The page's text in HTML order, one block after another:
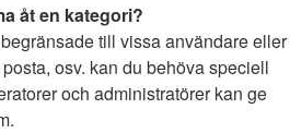
åt en kategori?
till vissa användare eller
osv. kan du behöva speciell
och administratörer kan ge